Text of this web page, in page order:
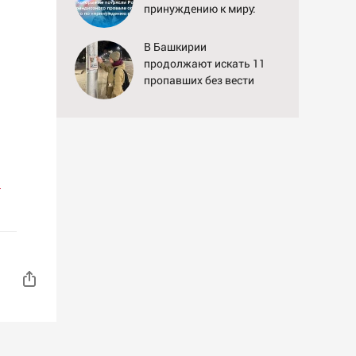
принуждению к миру:
полный разбор провала
операции Украины от
военкора Коца
В Башкирии
продолжают искать 11
пропавших без вести